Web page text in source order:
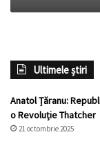
Ultimele știri
Anatol Țăranu:
o Revoluție Thatcher
21 octombrie 2025